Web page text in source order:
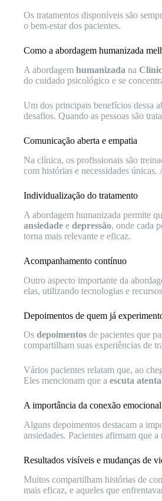
Os tratamentos disponíveis são
o bem-estar dos pacientes.
Como a abordagem humanizada
A abordagem humanizada na
do cuidado psicológico e se
Um dos principais benefícios dessa
desafios. Quando as pessoas são
Comunicação aberta e empatia
Na clínica, os profissionais são
com histórias e necessidades únicas.
Individualização do tratamento
A abordagem humanizada permite
ansiedade e depressão, onde cada
torna mais relevante e eficaz.
Acompanhamento contínuo
Outro aspecto importante da
elas, utilizando tecnologias e
Depoimentos de quem já
Os depoimentos de pacientes que
compartilham suas experiências de
Vários pacientes relatam que, ao
Eles mencionam que a escuta atenta
A importância da conexão emocional
Alguns depoimentos destacam a
ansiedades. Pacientes afirmam que
Resultados visíveis e mudanças de
Muitos compartilham histórias de
mais eficaz, e aqueles que